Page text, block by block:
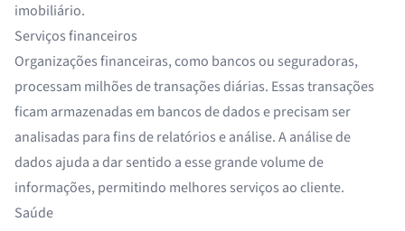
imobiliário.
Serviços financeiros
Organizações financeiras, como bancos ou seguradoras,
processam milhões de transações diárias. Essas transações
ficam armazenadas em bancos de dados e precisam ser
analisadas para fins de relatórios e análise. A análise de
dados ajuda a dar sentido a esse grande volume de
informações, permitindo melhores serviços ao cliente.
Saúde